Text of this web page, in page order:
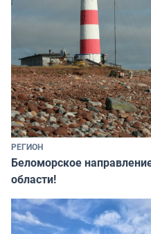
РЕГИОН
Беломорское
области!